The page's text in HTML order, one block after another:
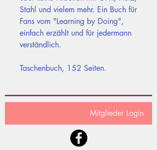
Stahl und vielem mehr. Ein Buch für
Fans vom "Learning by Doing",
einfach erzählt und für jedermann
verständlich.
Taschenbuch, 152 Seiten.
Mitglieder Login